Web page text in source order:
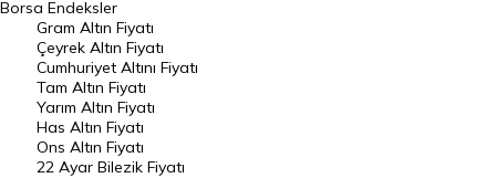
Raporlar
Endeksler
DÖVİZ
Döviz Kuru
Borsa Endeksler
Gram Altın Fiyatı
Çeyrek Altın Fiyatı
Cumhuriyet Altını Fiyatı
Tam Altın Fiyatı
Yarım Altın Fiyatı
Has Altın Fiyatı
Ons Altın Fiyatı
22 Ayar Bilezik Fiyatı